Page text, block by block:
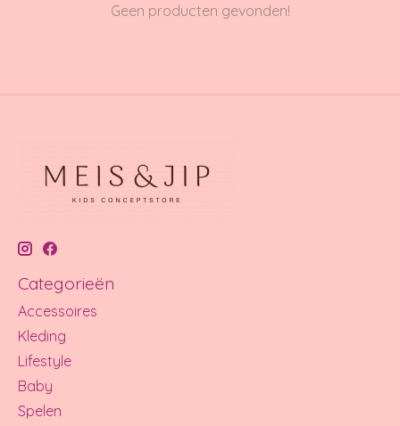
Geen producten gevonden!
Categorieën
Accessoires
Kleding
Lifestyle
Baby
Spelen